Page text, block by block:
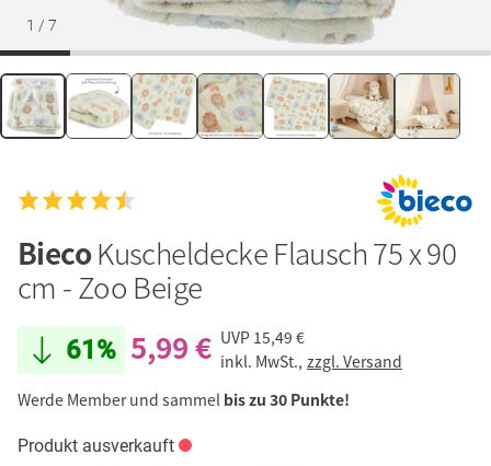
1 / 7
BiecoKuscheldecke Flausch 75 x 90
cm - Zoo Beige
61% 5,99 € UVP 15,49 €
inkl. MwSt., zzgl. Versand
Werde Member und sammel bis zu 30 Punkte!
Produkt ausverkauft